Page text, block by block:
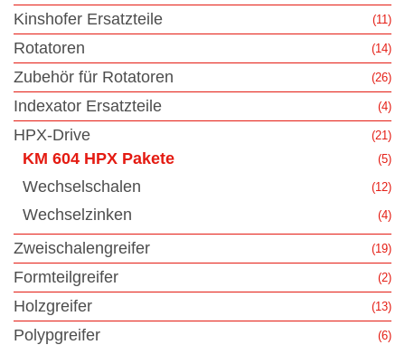
Kinshofer Ersatzteile (11)
Rotatoren (14)
Zubehör für Rotatoren (26)
Indexator Ersatzteile (4)
HPX-Drive (21)
KM 604 HPX Pakete (5)
Wechselschalen (12)
Wechselzinken (4)
Zweischalengreifer (19)
Formteilgreifer (2)
Holzgreifer (13)
Polypgreifer (6)